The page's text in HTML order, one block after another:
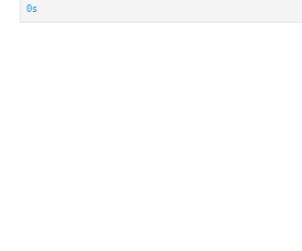
0s